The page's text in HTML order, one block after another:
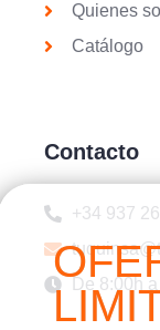
Quienes
Catálogo
Contacto
+34 937
De 8:00h